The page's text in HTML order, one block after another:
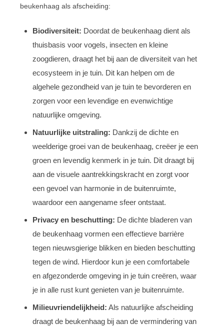
beukenhaag als afscheiding:
Biodiversiteit: Doordat de beukenhaag dient als
thuisbasis voor vogels, insecten en kleine
zoogdieren, draagt het bij aan de diversiteit van het
ecosysteem in je tuin. Dit kan helpen om de
algehele gezondheid van je tuin te bevorderen en
zorgen voor een levendige en evenwichtige
natuurlijke omgeving.
Natuurlijke uitstraling: Dankzij de dichte en
weelderige groei van de beukenhaag, creëer je een
groen en levendig kenmerk in je tuin. Dit draagt bij
aan de visuele aantrekkingskracht en zorgt voor
een gevoel van harmonie in de buitenruimte,
waardoor een aangename sfeer ontstaat.
Privacy en beschutting: De dichte bladeren van
de beukenhaag vormen een effectieve barrière
tegen nieuwsgierige blikken en bieden beschutting
tegen de wind. Hierdoor kun je een comfortabele
en afgezonderde omgeving in je tuin creëren, waar
je in alle rust kunt genieten van je buitenruimte.
Milieuvriendelijkheid: Als natuurlijke afscheiding
draagt de beukenhaag bij aan de vermindering van